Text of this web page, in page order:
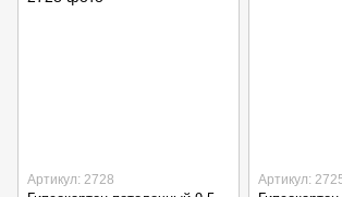
Артикул: 2728 Артикул: